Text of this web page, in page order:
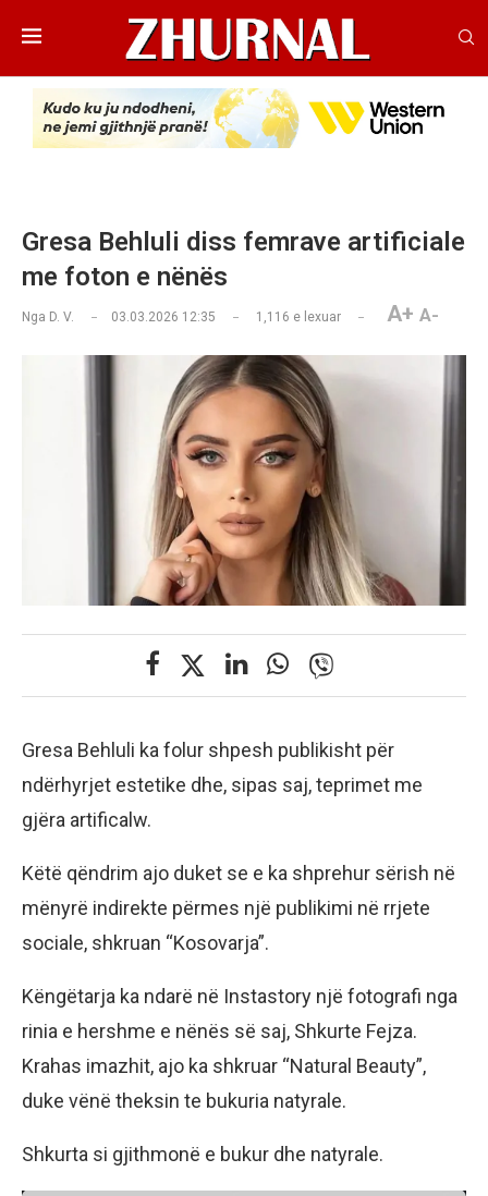
Gresa Behluli diss femrave artificiale
me foton e nënës
Nga D. V. 03.03.2026 12:35 1,116 e lexuar A+ A-
Gresa Behluli ka folur shpesh publikisht për
ndërhyrjet estetike dhe, sipas saj, teprimet me
gjëra artificalw.
Këtë qëndrim ajo duket se e ka shprehur sërish në
mënyrë indirekte përmes një publikimi në rrjete
sociale, shkruan “Kosovarja”.
Këngëtarja ka ndarë në Instastory një fotografi nga
rinia e hershme e nënës së saj, Shkurte Fejza.
Krahas imazhit, ajo ka shkruar “Natural Beauty”,
duke vënë theksin te bukuria natyrale.
Shkurta si gjithmonë e bukur dhe natyrale.